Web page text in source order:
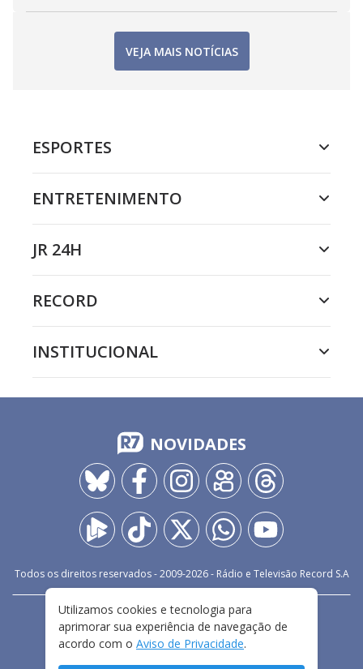
VEJA MAIS NOTÍCIAS
ESPORTES
ENTRETENIMENTO
JR 24H
RECORD
INSTITUCIONAL
NOVIDADES
Todos os direitos reservados - 2009-2026- Rádio e Televisão Record S.A
FALE CONOSCO
PRIVACIDADE
TERMOS E CONDIÇÕES DE USO
Utilizamos cookies e tecnologia para
aprimorar sua experiência de navegação de
acordo com o Aviso de Privacidade.